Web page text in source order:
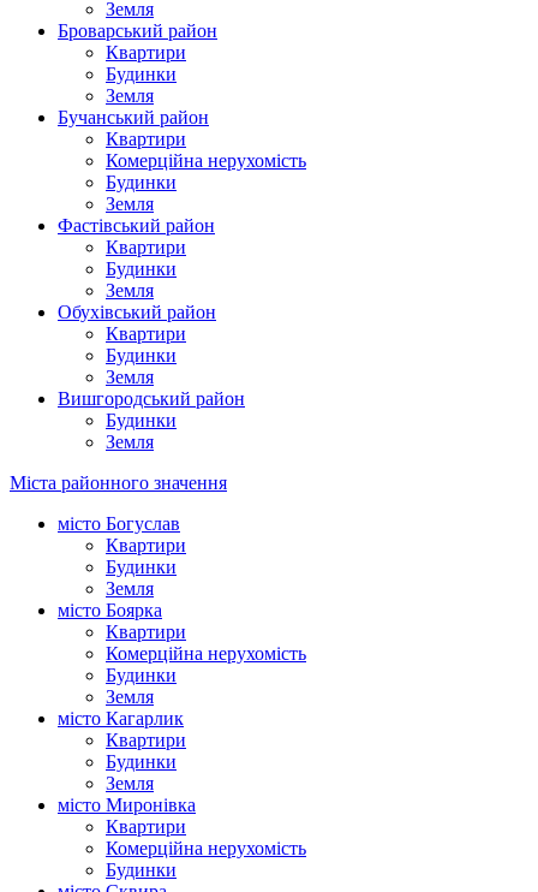
Земля
Броварський район
Квартири
Будинки
Земля
Бучанський район
Квартири
Комерційна нерухомість
Будинки
Земля
Фастівський район
Квартири
Будинки
Земля
Обухівський район
Квартири
Будинки
Земля
Вишгородський район
Будинки
Земля
Міста районного значення
місто Богуслав
Квартири
Будинки
Земля
місто Боярка
Квартири
Комерційна нерухомість
Будинки
Земля
місто Кагарлик
Квартири
Будинки
Земля
місто Миронівка
Квартири
Комерційна нерухомість
Будинки